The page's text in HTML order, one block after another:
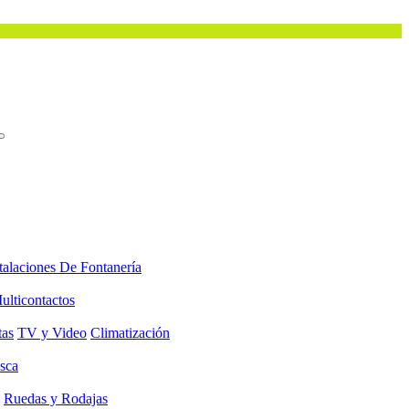
De Fontanería
TV y Video Climatización
Ruedas y Rodajas